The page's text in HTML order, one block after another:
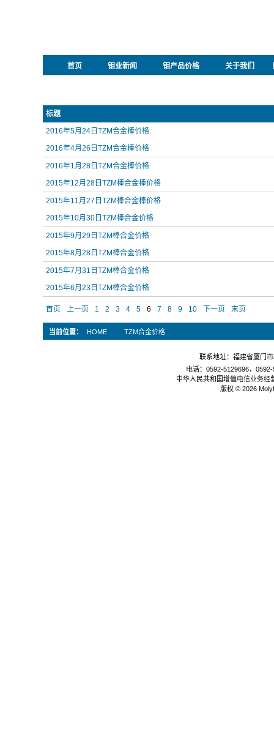
首页 钼业新闻 钼产品价格 关于我们
标题
2016年5月24日TZM合金棒价格
2016年4月26日TZM合金棒价格
2016年1月28日TZM合金棒价格
2015年12月28日TZM棒合金棒价格
2015年11月27日TZM棒合金棒价格
2015年10月30日TZM棒合金价格
2015年9月29日TZM棒合金价格
2015年8月28日TZM棒合金价格
2015年7月31日TZM棒合金价格
2015年6月23日TZM棒合金价格
首页 上一页 1 2 3 4 5 6 7 8 9 10 下一页 末页
当前位置： HOME TZM合金价格
联系地址：福建省厦门
电话：0592-5129696，
中华人民共和国增值电信业务经
版权 © 2026